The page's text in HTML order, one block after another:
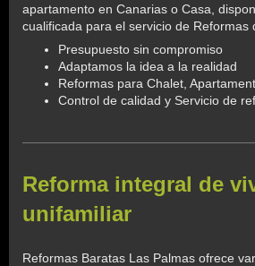
apartamento en Canarias o Casa,
cualificada para el servicio de Reformas
Presupuesto sin compromiso
Adaptamos la idea a la realidad
Reformas para Chalet,
Control de calidad y Servicio de
Reforma integral de
unifamiliar
Reformas Baratas Las Palmas ofrece